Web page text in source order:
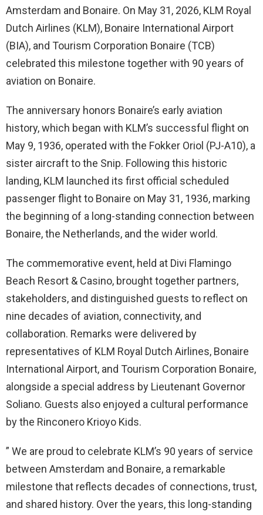
Amsterdam and Bonaire. On May 31, 2026, KLM Royal
Dutch Airlines (KLM), Bonaire International Airport
(BIA), and Tourism Corporation Bonaire (TCB)
celebrated this milestone together with 90 years of
aviation on Bonaire.
The anniversary honors Bonaire’s early aviation
history, which began with KLM’s successful flight on
May 9, 1936, operated with the Fokker Oriol (PJ-A10), a
sister aircraft to the Snip. Following this historic
landing, KLM launched its first official scheduled
passenger flight to Bonaire on May 31, 1936, marking
the beginning of a long-standing connection between
Bonaire, the Netherlands, and the wider world.
The commemorative event, held at Divi Flamingo
Beach Resort & Casino, brought together partners,
stakeholders, and distinguished guests to reflect on
nine decades of aviation, connectivity, and
collaboration. Remarks were delivered by
representatives of KLM Royal Dutch Airlines, Bonaire
International Airport, and Tourism Corporation Bonaire,
alongside a special address by Lieutenant Governor
Soliano. Guests also enjoyed a cultural performance
by the Rinconero Krioyo Kids.
” We are proud to celebrate KLM’s 90 years of service
between Amsterdam and Bonaire, a remarkable
milestone that reflects decades of connections, trust,
and shared history. Over the years, this long-standing